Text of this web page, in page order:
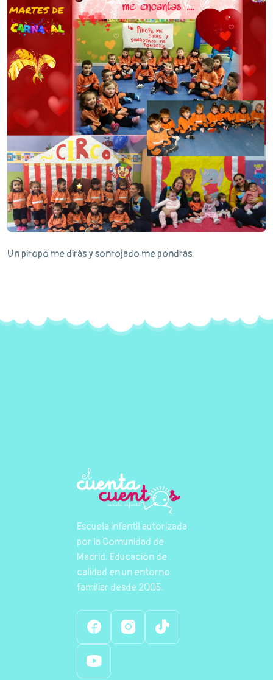
Un piropo me dirás y sonrojado me pondrás.
Escuela infantil autorizada
por la Comunidad de
Madrid. Educación de
calidad en un entorno
familiar desde 2005.